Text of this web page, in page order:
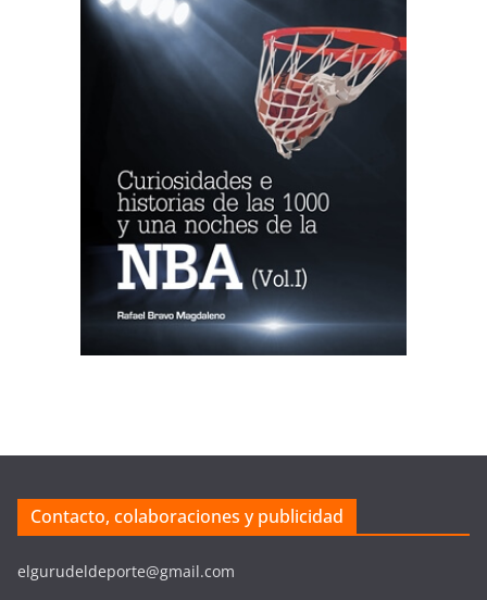
Contacto, colaboraciones y publicidad
elgurudeldeporte@gmail.com